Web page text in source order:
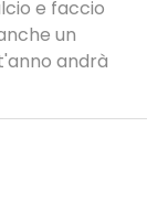
e faccio
un
andrà